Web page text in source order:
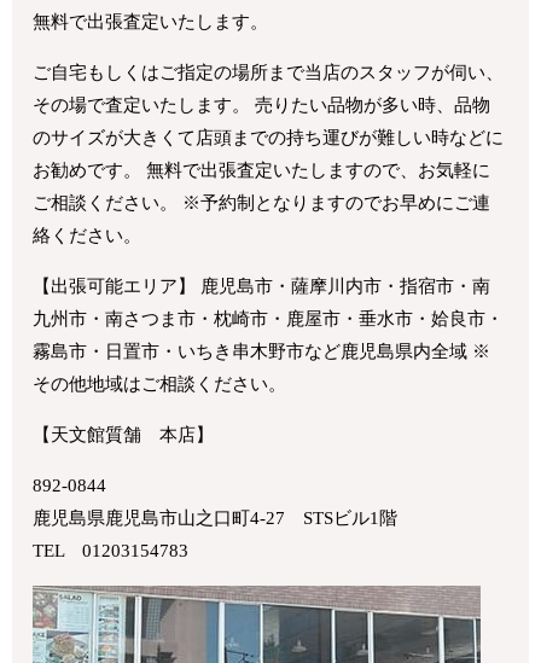
無料で出張査定いたします。
ご自宅もしくはご指定の場所まで当店のスタッフが伺い、
その場で査定いたします。 売りたい品物が多い時、品物
のサイズが大きくて店頭までの持ち運びが難しい時などに
お勧めです。 無料で出張査定いたしますので、お気軽に
ご相談ください。 ※予約制となりますのでお早めにご連
絡ください。
【出張可能エリア】 鹿児島市・薩摩川内市・指宿市・南
九州市・南さつま市・枕崎市・鹿屋市・垂水市・姶良市・
霧島市・日置市・いちき串木野市など鹿児島県内全域 ※
その他地域はご相談ください。
【天文館質舗 本店】
892-0844
鹿児島県鹿児島市山之口町4-27 STSビル1階
TEL 01203154783